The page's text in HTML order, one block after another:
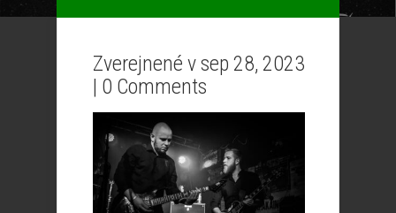
Zverejnené v sep 28, 2023
| 0 Comments